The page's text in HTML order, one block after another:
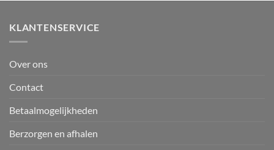
KLANTENSERVICE
Over ons
Contact
Betaalmogelijkheden
Berzorgen en afhalen